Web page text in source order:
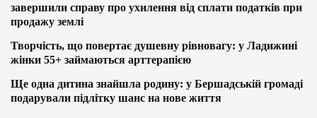
завершили справу про ухилення від сплати податків при
продажу землі
Творчість, що повертає душевну рівновагу: у Ладижині
жінки 55+ займаються арттерапією
Ще одна дитина знайшла родину: у Бершадській громаді
подарували підлітку шанс на нове життя